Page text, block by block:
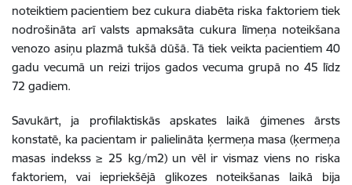
noteiktiem pacientiem bez cukura diabēta riska faktoriem tiek
nodrošināta arī valsts apmaksāta cukura līmeņa noteikšana
venozo asiņu plazmā tukšā dūšā. Tā tiek veikta pacientiem 40
gadu vecumā un reizi trijos gados vecuma grupā no 45 līdz
72 gadiem.
Savukārt, ja profilaktiskās apskates laikā ģimenes ārsts
konstatē, ka pacientam ir palielināta ķermeņa masa (ķermeņa
masas indekss ≥ 25 kg/m2) un vēl ir vismaz viens no riska
faktoriem, vai iepriekšējā glikozes noteikšanas laikā bija